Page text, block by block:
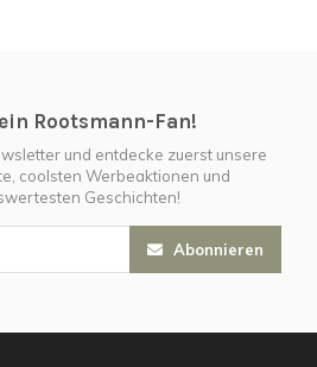
Rootsmann-Fan!
und entdecke zuerst unsere
coolsten Werbeaktionen und
Geschichten!
Abonnieren